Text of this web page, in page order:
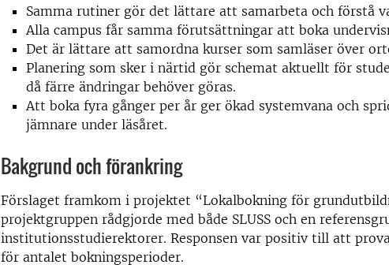
Samma rutiner gör det lättare att samarbeta och förstå
Alla campus får samma förutsättningar att boka
Det är lättare att samordna kurser som samläser över
Planering som sker i närtid gör schemat aktuellt för
då färre ändringar behöver göras.
Att boka fyra gånger per år ger ökad systemvana och
jämnare under läsåret.
Bakgrund och förankring
Förslaget framkom i projektet “Lokalbokning för
projektgruppen rådgjorde med både SLUSS och en
institutionsstudierektorer. Responsen var positiv till att
för antalet bokningsperioder.